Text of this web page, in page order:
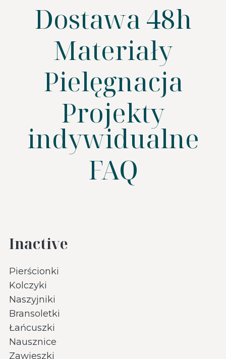
SZUKAJ
Dostawa 48h
Materiały
Pielęgnacja
Projekty
indywidualne
FAQ
Inactive
Pierścionki
Kolczyki
Naszyjniki
Bransoletki
Łańcuszki
Nausznice
Zawieszki